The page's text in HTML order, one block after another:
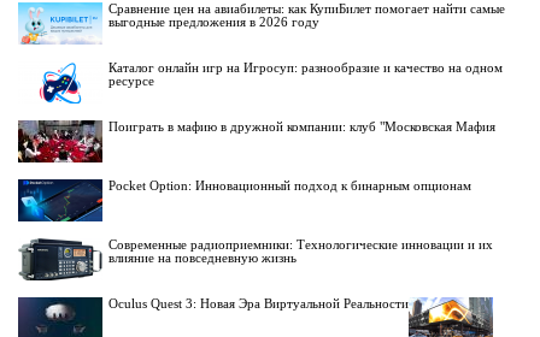
Сравнение цен на авиабилеты: как КупиБилет помогает найти самые
выгодные предложения в 2026 году
Каталог онлайн игр на Игросуп: разнообразие и качество на одном
ресурсе
Поиграть в мафию в дружной компании: клуб "Московская Мафия
Pocket Option: Инновационный подход к бинарным опционам
Современные радиоприемники: Технологические инновации и их
влияние на повседневную жизнь
Oculus Quest 3: Новая Эра Виртуальной Реальности